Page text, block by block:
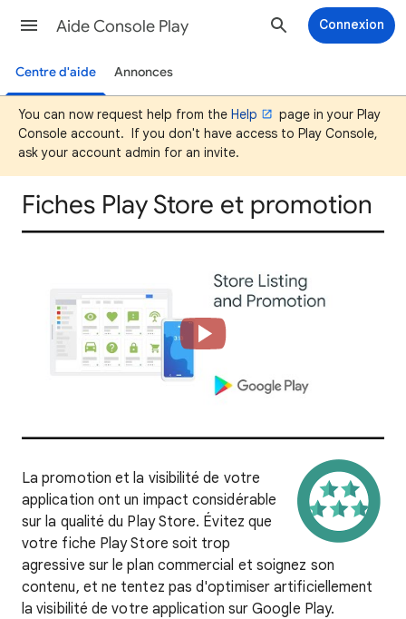
Aide Console Play Connexion
Centre d'aide Annonces
You can now request help from the Help
page in your Play
Console account. If you don't have access to Play Console,
ask your account admin for an invite.
Fiches Play Store et promotion
La promotion et la visibilité de votre
application ont un impact considérable
sur la qualité du Play Store. Évitez que
votre fiche Play Store soit trop
agressive sur le plan commercial et soignez son
contenu, et ne tentez pas d'optimiser artificiellement
la visibilité de votre application sur Google Play.